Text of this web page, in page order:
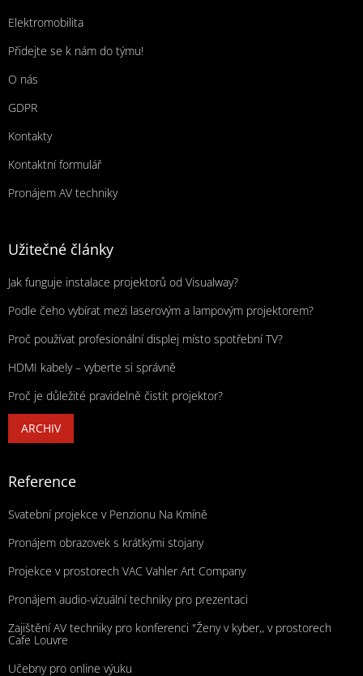
Elektromobilita
Přidejte se k nám do týmu!
O nás
GDPR
Kontakty
Kontaktní formulář
Pronájem AV techniky
Užitečné články
Jak funguje instalace projektorů od Visualway?
Podle čeho vybírat mezi laserovým a lampovým projektorem?
Proč používat profesionální displej místo spotřební TV?
HDMI kabely – vyberte si správně
Proč je důležité pravidelně čistit projektor?
ARCHIV
Reference
Svatební projekce v Penzionu Na Kmíně
Pronájem obrazovek s krátkými stojany
Projekce v prostorech VAC Vahler Art Company
Pronájem audio-vizuální techniky pro prezentaci
Zajištění AV techniky pro konferenci "Ženy v kyber,, v prostorech
Cafe Louvre
Učebny pro online výuku